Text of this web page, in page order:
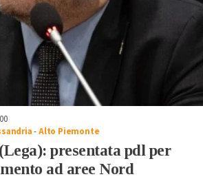
-Alto Piemonte
presentata pdl per
ad aree Nord